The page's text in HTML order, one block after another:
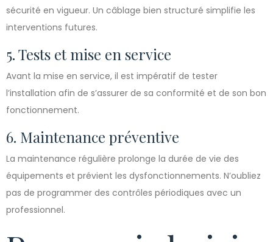
sécurité en vigueur. Un câblage bien structuré simplifie les
interventions futures.
5. Tests et mise en service
Avant la mise en service, il est impératif de tester
l’installation afin de s’assurer de sa conformité et de son bon
fonctionnement.
6. Maintenance préventive
La maintenance régulière prolonge la durée de vie des
équipements et prévient les dysfonctionnements. N’oubliez
pas de programmer des contrôles périodiques avec un
professionnel.